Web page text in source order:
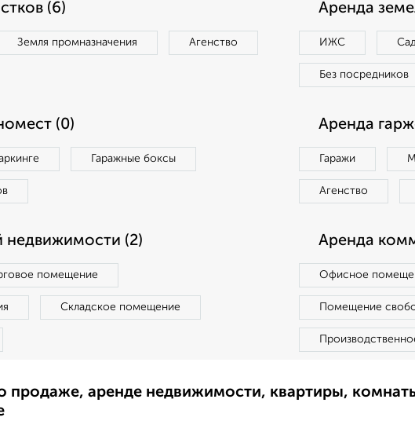
(6)
Земля промназначения Агенство
Аренда
ИЖС
Без посредников
(0)
Гаражные боксы
Аренда
Гаражи
Агенство
(2)
помещение
Складское помещение
Аренда
Офисное
Помещение
продаже, аренде недвижимости, квартиры,